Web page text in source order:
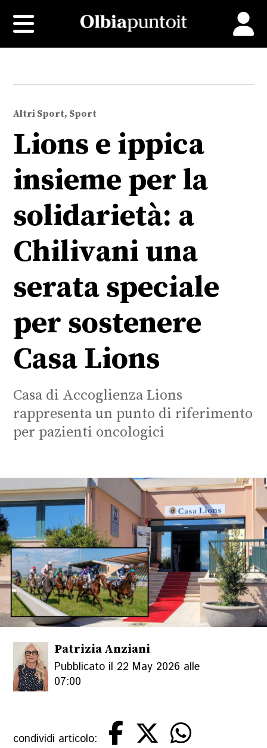
Altri Sport, Sport
Lions e ippica
insieme per la
solidarietà: a
Chilivani una
serata speciale
per sostenere
Casa Lions
Casa di Accoglienza Lions
rappresenta un punto di riferimento
per pazienti oncologici
Patrizia Anziani
Pubblicato il 22 May 2026 alle
07:00
condividi articolo: